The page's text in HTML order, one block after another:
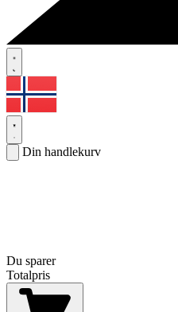
Din handlekurv
Du sparer
Totalpris